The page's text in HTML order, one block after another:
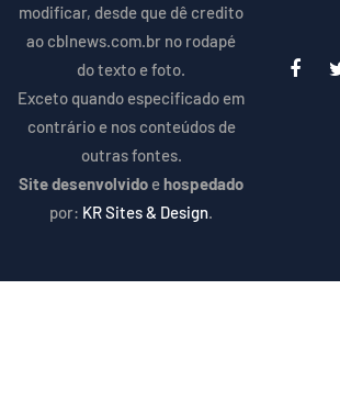
modificar, desde que dê credito
ao cblnews.com.br no rodapé
do texto e foto.
Exceto quando especificado em
contrário e nos conteúdos de
outras fontes.
Site desenvolvido ehospedado
por: KR Sites & Design.